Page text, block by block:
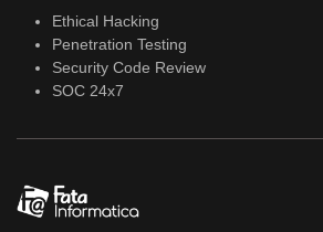
Ethical Hacking
Penetration Testing
Security Code Review
SOC 24x7